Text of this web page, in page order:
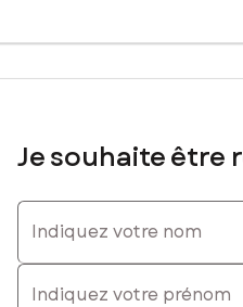
Je souhaite être
Indiquez votre nom
Indiquez votre prénom